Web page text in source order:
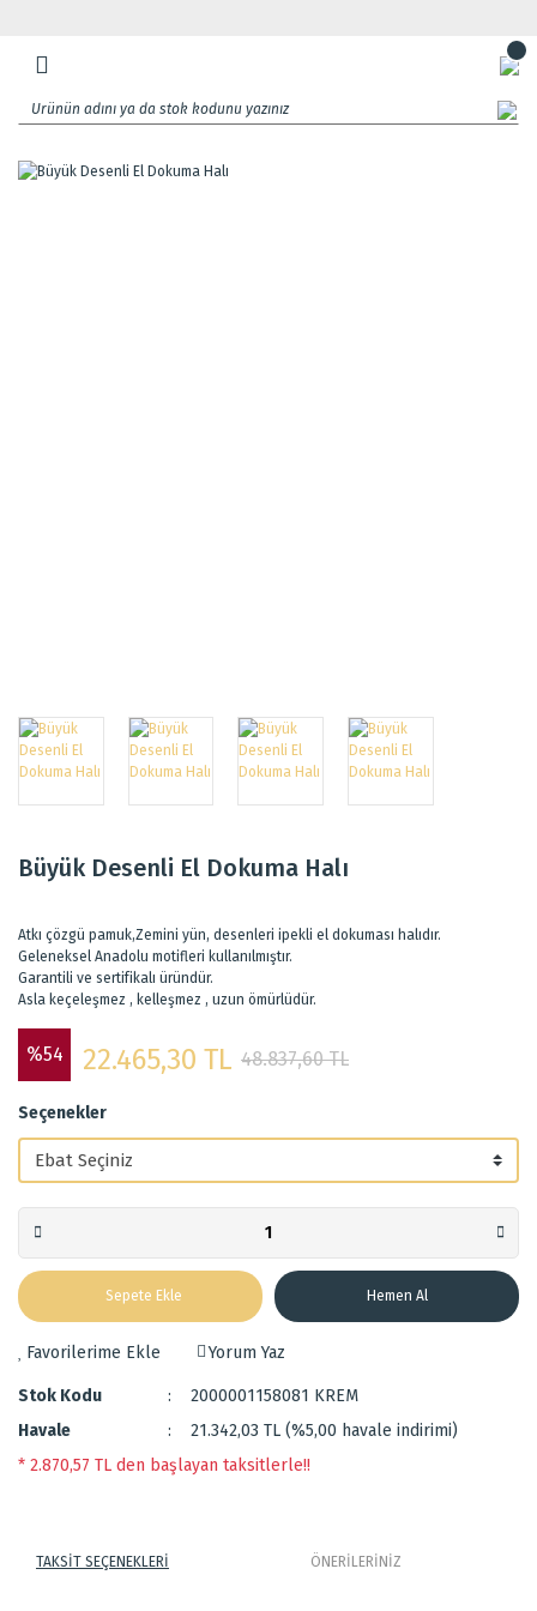
Büyük Desenli El Dokuma Halı
Atkı çözgü pamuk,Zemini yün, desenleri ipekli el dokuması halıdır.
Geleneksel Anadolu motifleri kullanılmıştır.
Garantili ve sertifikalı üründür.
Asla keçeleşmez , kelleşmez , uzun ömürlüdür.
%54 22.465,30 TL 48.837,60 TL
Seçenekler
Sepete Ekle Hemen Al
Yorum Yaz
Stok Kodu
2000001158081 KREM
Havale
21.342,03 TL (%5,00 havale indirimi)
* 2.870,57 TL den başlayan taksitlerle!!
TAKSİT SEÇENEKLERİ ÖNERİLERİNİZ